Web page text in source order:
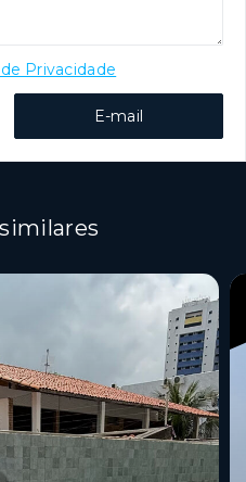
Privacidade
E-mail